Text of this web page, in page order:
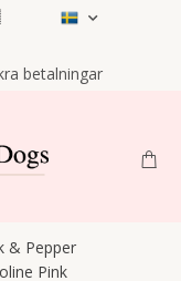
betalningar
& Pepper
Pink